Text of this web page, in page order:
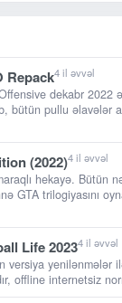
Repack4 il əvvəl
dekabr 2022
bütün pullu əlavələr
(2022)4 il əvvəl
hekayə. Bütün
GTA trilogiyasını
Life 20234 il əvvəl
versiya yenilənmələr
offline internetsiz